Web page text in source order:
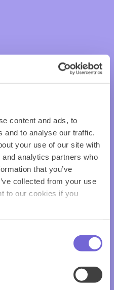
content and ads, to
and to analyse our traffic.
your use of our site with
analytics partners who
that you’ve
collected from your use
to our cookies if you